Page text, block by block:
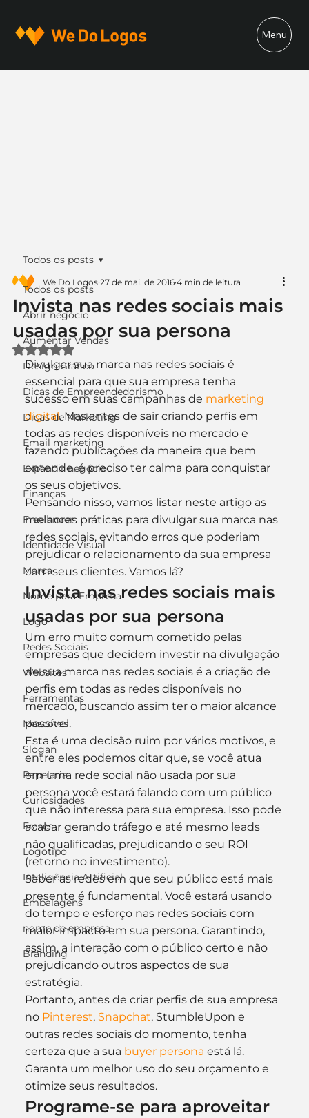
Menu
Todos os posts
Abrir negócio
Aumentar Vendas
Design Gráfico
Dicas de Empreendedorismo
Dicas de Marketing
Email marketing
Expandir negócio
Finanças
Freelancer
Identidade Visual
Marca
Nome para Empresa
Logo
Redes Sociais
Websites
Ferramentas
Mascotes
Slogan
Papelaria
Curiosidades
Frases
Logotipo
Inteligência Artificial
Embalagens
nome de empresa
Branding
Todos os posts
Invista nas redes sociais mais
usadas por sua persona
We Do Logos 27 de mai. de 2016 4 min de leitura
Avaliado com NaN de 5 estrelas.
Divulgar sua marca nas redes sociais é
essencial para que sua empresa tenha
sucesso em suas campanhas de marketing
digital. Mas antes de sair criando perfis em
todas as redes disponíveis no mercado e
fazendo publicações da maneira que bem
entende, é preciso ter calma para conquistar
os seus objetivos.
Pensando nisso, vamos listar neste artigo as
melhores práticas para divulgar sua marca nas
redes sociais, evitando erros que poderiam
prejudicar o relacionamento da sua empresa
com seus clientes. Vamos lá?
Invista nas redes sociais mais
usadas por sua persona
Um erro muito comum cometido pelas
empresas que decidem investir na divulgação
de sua marca nas redes sociais é a criação de
perfis em todas as redes disponíveis no
mercado, buscando assim ter o maior alcance
possível.
Esta é uma decisão ruim por vários motivos, e
entre eles podemos citar que, se você atua
em uma rede social não usada por sua
persona você estará falando com um público
que não interessa para sua empresa. Isso pode
acabar gerando tráfego e até mesmo leads
não qualificadas, prejudicando o seu ROI
(retorno no investimento).
Saber as redes em que seu público está mais
presente é fundamental. Você estará usando
do tempo e esforço nas redes sociais com
maior impacto em sua persona. Garantindo,
assim, a interação com o público certo e não
prejudicando outros aspectos de sua
estratégia.
Portanto, antes de criar perfis de sua empresa
no Pinterest, Snapchat, StumbleUpon e
outras redes sociais do momento, tenha
certeza que a sua buyer persona está lá.
Garanta um melhor uso do seu orçamento e
otimize seus resultados.
Programe-se para aproveitar